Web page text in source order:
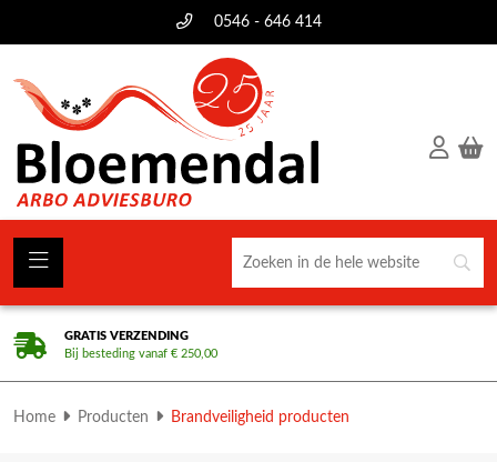
0546 - 646 414
GRATIS VERZENDING
Bij besteding vanaf € 250,00
Home Producten Brandveiligheid producten